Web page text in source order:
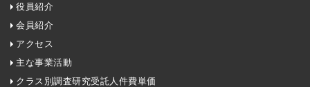
役員紹介
会員紹介
アクセス
主な事業活動
クラス別調査研究受託人件費単価